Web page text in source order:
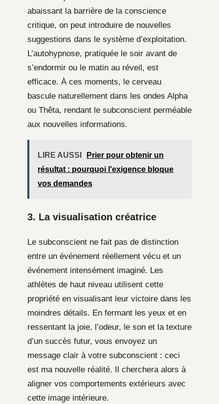
abaissant la barrière de la conscience
critique, on peut introduire de nouvelles
suggestions dans le système d’exploitation.
L’autohypnose, pratiquée le soir avant de
s’endormir ou le matin au réveil, est
efficace. À ces moments, le cerveau
bascule naturellement dans les ondes Alpha
ou Thêta, rendant le subconscient perméable
aux nouvelles informations.
LIRE AUSSI
Prier pour obtenir un
résultat : pourquoi l'exigence bloque
vos demandes
3. La visualisation créatrice
Le subconscient ne fait pas de distinction
entre un événement réellement vécu et un
événement intensément imaginé. Les
athlètes de haut niveau utilisent cette
propriété en visualisant leur victoire dans les
moindres détails. En fermant les yeux et en
ressentant la joie, l’odeur, le son et la texture
d’un succès futur, vous envoyez un
message clair à votre subconscient : ceci
est ma nouvelle réalité. Il cherchera alors à
aligner vos comportements extérieurs avec
cette image intérieure.